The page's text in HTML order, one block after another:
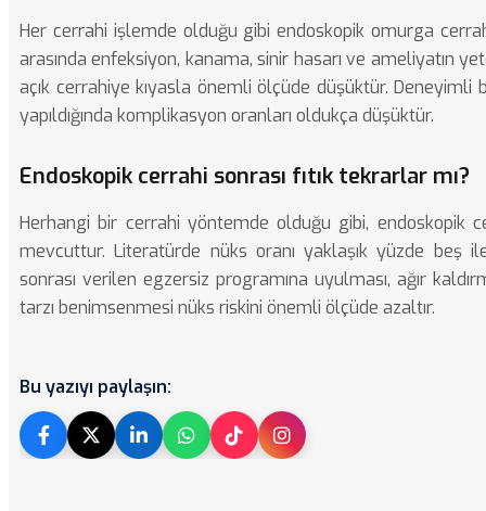
Her cerrahi işlemde olduğu gibi endoskopik omurga
arasında enfeksiyon, kanama, sinir hasarı ve ameliyatın
açık cerrahiye kıyasla önemli ölçüde düşüktür.
yapıldığında komplikasyon oranları oldukça düşüktür.
Endoskopik cerrahi sonrası fıtık tekrarlar mı?
Herhangi bir cerrahi yöntemde olduğu gibi, endoskopik
mevcuttur. Literatürde nüks oranı yaklaşık yüzde beş
sonrası verilen egzersiz programına uyulması, ağır
tarzı benimsenmesi nüks riskini önemli ölçüde azaltır.
Bu yazıyı paylaşın: